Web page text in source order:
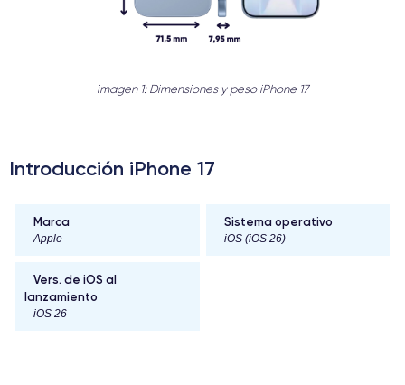
imagen 1: Dimensiones y peso iPhone 17
Introducción iPhone 17
Marca
Apple
Sistema operativo
iOS (iOS 26)
Vers. de iOS al
lanzamiento
iOS 26